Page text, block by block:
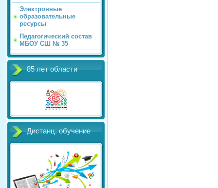
Электронные
образовательные
ресурсы
Педагогический состав
МБОУ СШ № 35
85 лет области
Дистанц. обучение